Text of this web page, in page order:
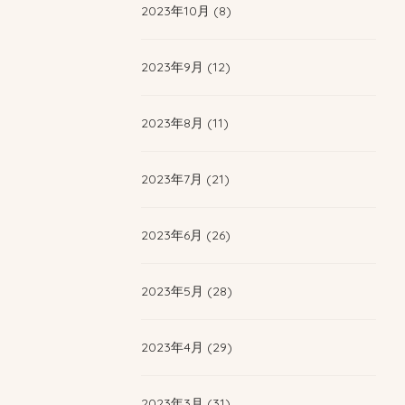
2023年10月 (8)
2023年9月 (12)
2023年8月 (11)
2023年7月 (21)
2023年6月 (26)
2023年5月 (28)
2023年4月 (29)